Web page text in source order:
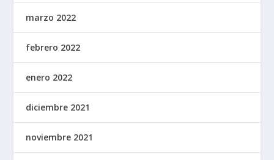
marzo 2022
febrero 2022
enero 2022
diciembre 2021
noviembre 2021